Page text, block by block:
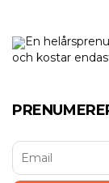
En
och kostar